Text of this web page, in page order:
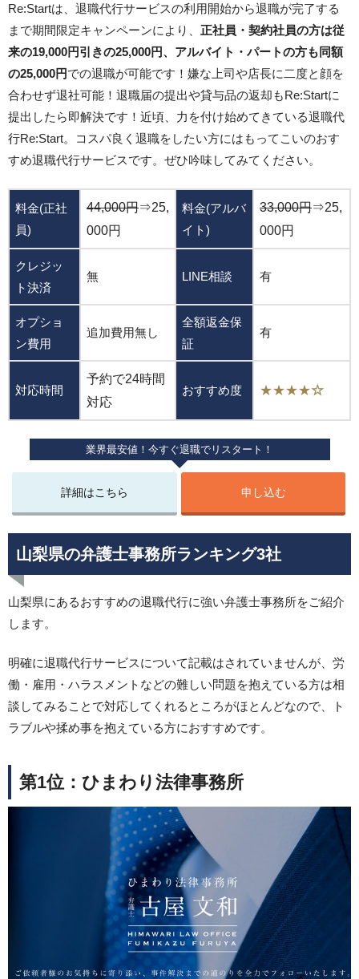
Re:Startは、退職代行サービスの利用開始から退職が完了する
まで期間限定キャンペーンにより、 正社員・契約社員の方は従
来の19,000円引きの25,000円、アルバイト・パートの方も同額
の25,000円での退職が可能です！嫌な上司や店長に二度と顔を
合わせず退社可能！退職届の提出や貸与品の返却もRe:Startに
提出したら即解決です！近頃、力を付け始めてきている退職代
行Re:Start。コスパ良く退職をしたい方にはもってこいのおす
すめ退職代行サービスです。ぜひ吟味してみてください。
料金(正社
員)
44,000円⇒25,
000円
料金(アルバ
イト)
33,000円⇒25,
000円
クレジッ
ト決済
無 LINE相談 有
オプショ
ン費用
追加費用無し
全額返金保
証
有
対応時間
予約で24時間
対応
おすすめ度 ★★★★☆
業界最安値！今すぐ退職でリスタート！
詳細はこちら 申し込む
山梨県の弁護士事務所ランキング3社
山梨県にあるおすすめの退職代行に強い弁護士事務所をご紹介
します。
明確に退職代行サービスについて記載はされていませんが、労
働・雇用・ハラスメントなどの難しい問題を抱えている方は相
談してみることで対応してくれるところがほとんどなので、ト
ラブルや揉め事を抱えている方におすすめです。
第1位：ひまわり法律事務所